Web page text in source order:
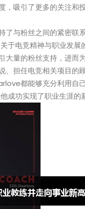
吸引了更多的关注和
与粉丝之间的紧密联
于电竞精神与职业发展
量的粉丝支持，进而
担任电竞相关项目的
都能够充分利用自
成功实现了职业生涯的